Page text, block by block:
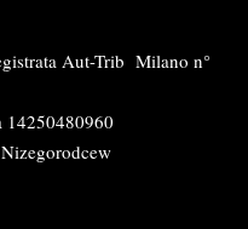
Aut-Trib Milano n°
14250480960